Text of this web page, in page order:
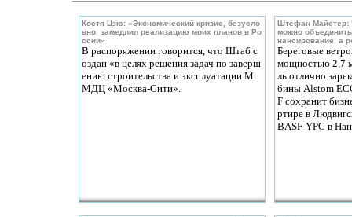
Костя Цзю: «Экономический кризис, безусло
вно, замедлил реализацию моих планов в Ро
ссии»
В распоряжении говорится, что Штаб с
оздан «в целях решения задач по заверш
ению строительства и эксплуатации М
МДЦ «Москва-Сити».
Штефан Майстер:
можно
нансирование, а
Береговые
мощностью 2,7
ль отлично
бины Alstom
F сохранит
ртире в
BASF-YPC в